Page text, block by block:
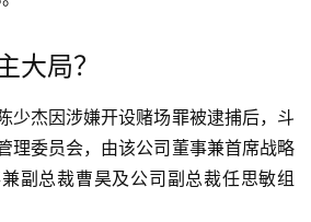
大局？
少杰因涉嫌开设赌场罪被逮捕后，斗
理委员会，由该公司董事兼首席战略
副总裁曹昊及公司副总裁任思敏组